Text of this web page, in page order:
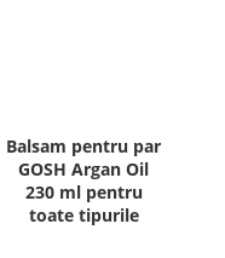
Balsam pentru par
GOSH Argan Oil
230 ml pentru
toate tipurile